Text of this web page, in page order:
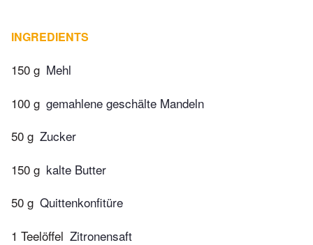
INGREDIENTS
150 g Mehl
100 g gemahlene geschälte Mandeln
50 g Zucker
150 g kalte Butter
50 g Quittenkonfitüre
1 Teelöffel Zitronensaft